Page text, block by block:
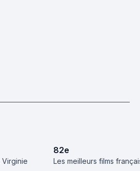
Virginie
82e
Les meilleurs films